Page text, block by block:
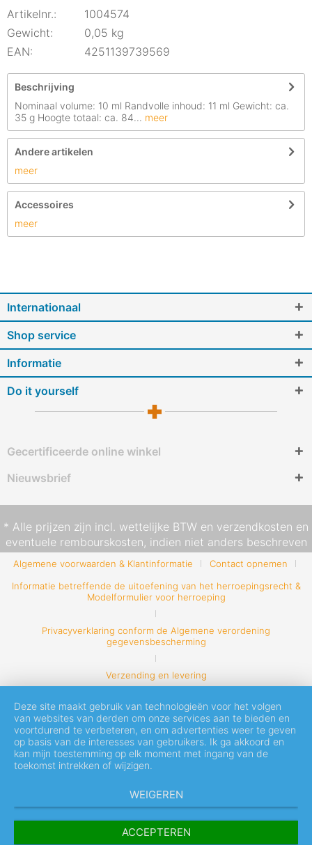
Artikelnr.:
1004574
Gewicht:
0,05 kg
EAN:
4251139739569
Beschrijving
Nominaal volume: 10 ml Randvolle inhoud: 11 ml Gewicht: ca.
35 g Hoogte totaal: ca. 84... meer
Andere artikelen
meer
Accessoires
meer
Internationaal
Shop service
Informatie
Do it yourself
Gecertificeerde online winkel
Nieuwsbrief
* Alle prijzen zijn incl. wettelijke BTW en verzendkosten en
eventuele rembourskosten, indien niet anders beschreven
Algemene voorwaarden & Klantinformatie
Contact opnemen
Informatie betreffende de uitoefening van het herroepingsrecht &
Modelformulier voor herroeping
Privacyverklaring conform de Algemene verordening
gegevensbescherming
Verzending en levering
Deze site maakt gebruik van technologieën voor het volgen
van websites van derden om onze services aan te bieden en
voortdurend te verbeteren, en om advertenties weer te geven
op basis van de interesses van gebruikers. Ik ga akkoord en
kan mijn toestemming op elk moment met ingang van de
toekomst intrekken of wijzigen.
WEIGEREN
ACCEPTEREN